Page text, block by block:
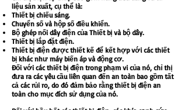
liệu sản xuất, cụ thể là:
Thiết bị chiếu sáng.
Chuyển số và hộp số điều khiển.
Bộ ghép nối dây điện của Thiết bị và bộ dây.
Thiết bị lắp đặt điện.
Thiết bị điện được thiết kế để kết hợp với các thiết
bị khác như máy biến áp và động cơ.
Đối với các thiết bị điện trong phạm vi của nó, chỉ thị
đưa ra các yêu cầu liên quan đến an toàn bao gồm tất
cả các rủi ro, do đó đảm bảo rằng thiết bị điện an
toàn cho mục đích sử dụng của nó.